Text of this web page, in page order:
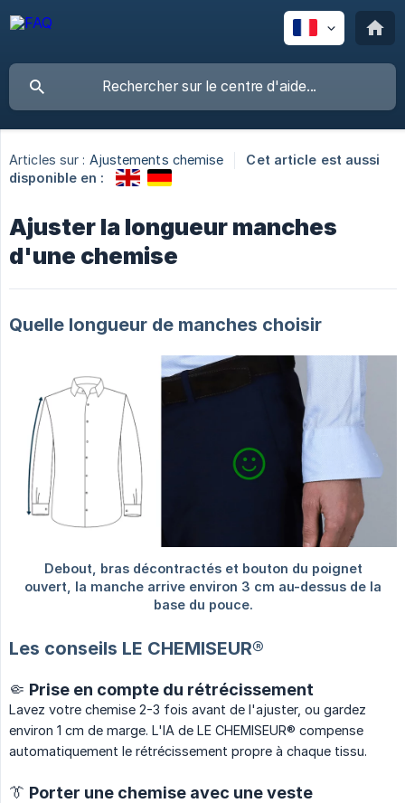
Articles sur : Ajustements chemise
Cet article est aussi
disponible en :
Ajuster la longueur manches
d'une chemise
Quelle longueur de manches choisir
Les conseils LE CHEMISEUR®
🤏 Prise en compte du rétrécissement
Lavez votre chemise 2-3 fois avant de l'ajuster, ou gardez
environ 1 cm de marge. L'IA de LE CHEMISEUR® compense
automatiquement le rétrécissement propre à chaque tissu.
👔 Porter une chemise avec une veste